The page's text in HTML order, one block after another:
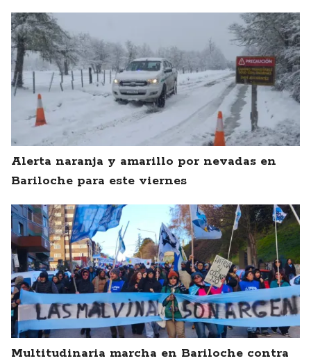
Alerta naranja y amarillo por nevadas en
Bariloche para este viernes
Multitudinaria marcha en Bariloche contra